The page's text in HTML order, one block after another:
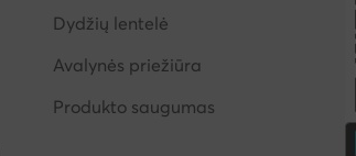
Dydžių lentelė
Avalynės priežiūra
Produkto saugumas